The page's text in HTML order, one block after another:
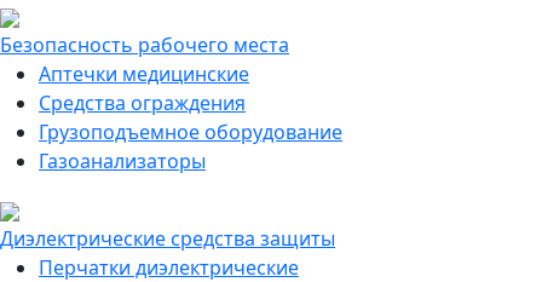
Безопасность рабочего места
Аптечки медицинские
Средства ограждения
Грузоподъемное оборудование
Газоанализаторы
Диэлектрические средства защиты
Перчатки диэлектрические